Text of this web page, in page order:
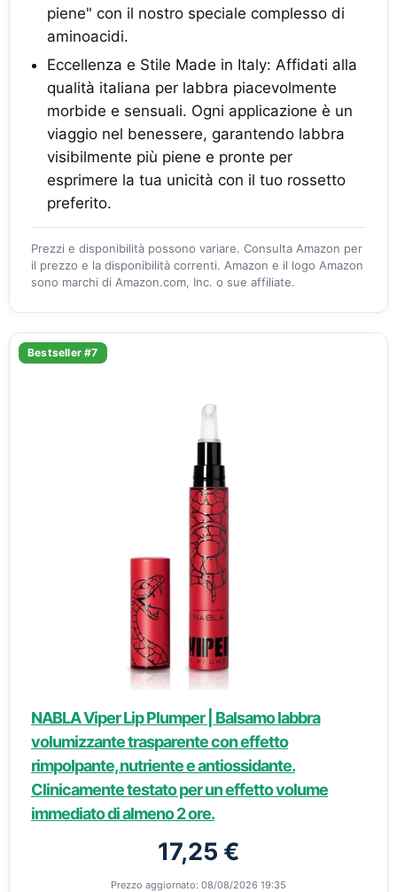
piene" con il nostro speciale complesso di
aminoacidi.
Eccellenza e Stile Made in Italy: Affidati alla
qualità italiana per labbra piacevolmente
morbide e sensuali. Ogni applicazione è un
viaggio nel benessere, garantendo labbra
visibilmente più piene e pronte per
esprimere la tua unicità con il tuo rossetto
preferito.
Prezzi e disponibilità possono variare. Consulta Amazon per
il prezzo e la disponibilità correnti. Amazon e il logo Amazon
sono marchi di Amazon.com, Inc. o sue affiliate.
Bestseller #7
NABLA Viper Lip Plumper | Balsamo labbra
volumizzante trasparente con effetto
rimpolpante, nutriente e antiossidante.
Clinicamente testato per un effetto volume
immediato di almeno 2 ore.
17,25 €
Prezzo aggiornato: 08/08/2026 19:35